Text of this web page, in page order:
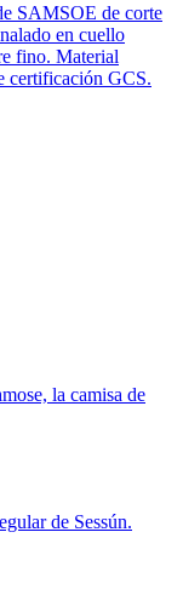
SAMSOE de corte
en cuello
fino. Material
certificación GCS.
la camisa de
de Sessún.